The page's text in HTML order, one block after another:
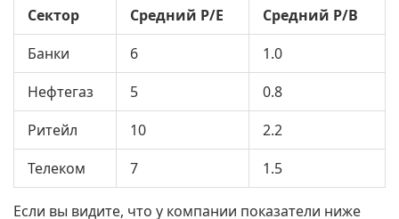
Сектор Средний P/E
Средний P/B
Банки
6
1.0
Нефтегаз
5
0.8
Ритейл
10
2.2
Телеком
7 1.5
Если вы видите, что у компании показатели ниже